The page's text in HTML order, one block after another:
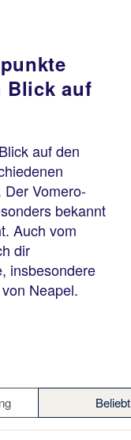
Blick auf
auf den
Vomero-
bekannt
Auch vom
dir
insbesondere
Neapel.
Beliebt